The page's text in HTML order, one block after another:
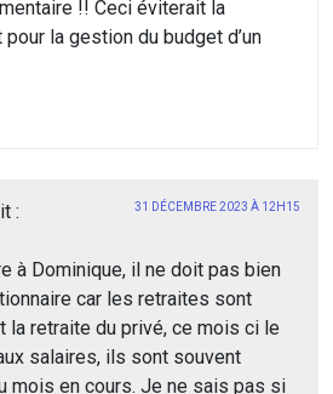
!! Ceci éviterait la
la gestion du budget d’un
: 31 DÉCEMBRE 2023 À 12H15
à Dominique, il ne doit pas bien
car les retraites sont
la retraite du privé, ce mois ci le
salaires, ils sont souvent
mois en cours. Je ne sais pas si